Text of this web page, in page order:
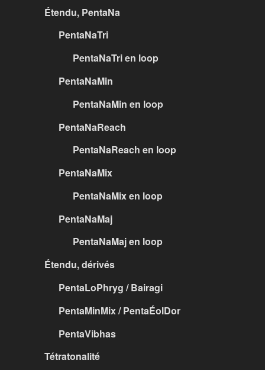
Étendu, PentaNa
PentaNaTri
PentaNaTri en loop
PentaNaMin
PentaNaMin en loop
PentaNaReach
PentaNaReach en loop
PentaNaMix
PentaNaMix en loop
PentaNaMaj
PentaNaMaj en loop
Étendu, dérivés
PentaLoPhryg / Bairagi
PentaMinMix / PentaÉolDor
PentaVibhas
Tétratonalité